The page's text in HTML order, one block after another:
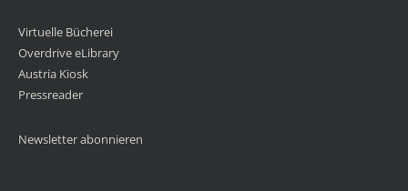
Virtuelle Bücherei
Overdrive eLibrary
Austria Kiosk
Pressreader
Newsletter abonnieren